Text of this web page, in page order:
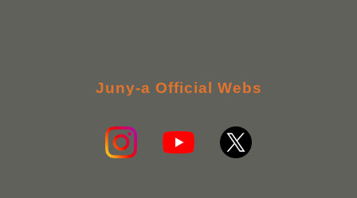
Juny-a Official Webs